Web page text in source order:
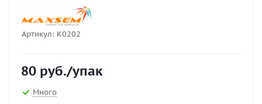
Артикул: K0202
80 руб./упак
Много